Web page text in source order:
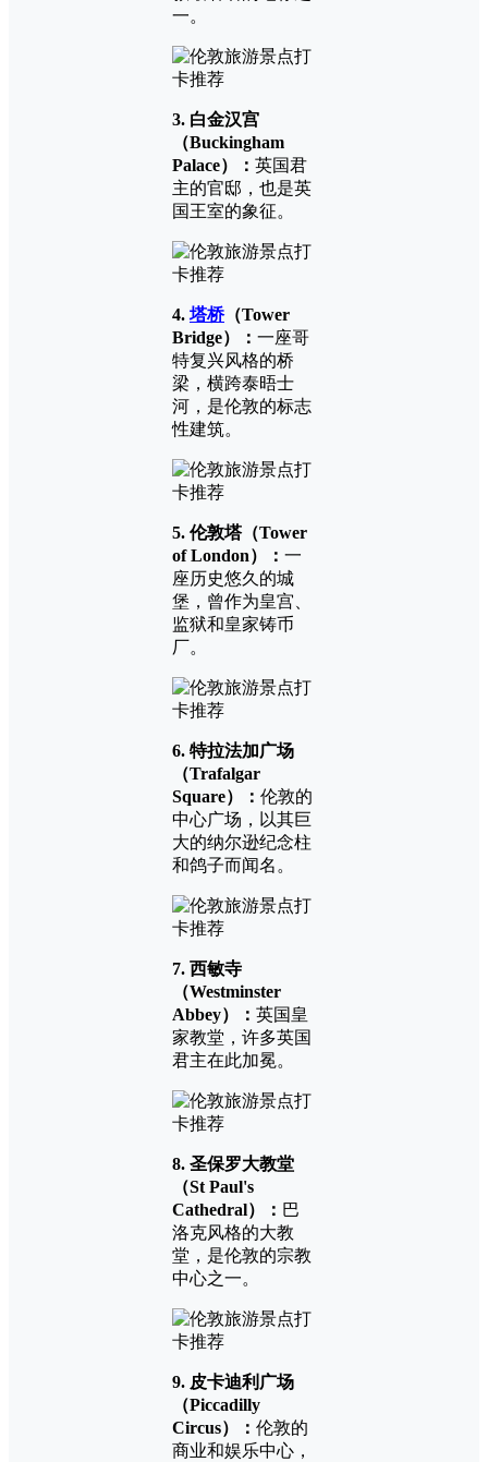
一。
3. 白金汉宫
（Buckingham
Palace）： 英国君
主的官邸，也是英
国王室的象征。
4. 塔桥（Tower
Bridge）： 一座哥
特复兴风格的桥
梁，横跨泰晤士
河，是伦敦的标志
性建筑。
5. 伦敦塔（Tower
of London）： 一
座历史悠久的城
堡，曾作为皇宫、
监狱和皇家铸币
厂。
6. 特拉法加广场
（Trafalgar
Square）： 伦敦的
中心广场，以其巨
大的纳尔逊纪念柱
和鸽子而闻名。
7. 西敏寺
（Westminster
Abbey）： 英国皇
家教堂，许多英国
君主在此加冕。
8. 圣保罗大教堂
（St Paul's
Cathedral）： 巴
洛克风格的大教
堂，是伦敦的宗教
中心之一。
9. 皮卡迪利广场
（Piccadilly
Circus）： 伦敦的
商业和娱乐中心，